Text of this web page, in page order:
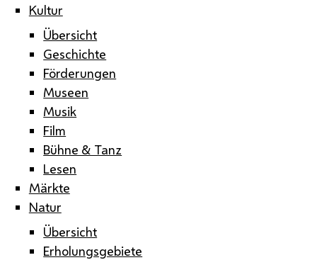
Kultur
Übersicht
Geschichte
Förderungen
Museen
Musik
Film
Bühne & Tanz
Lesen
Märkte
Natur
Übersicht
Erholungsgebiete